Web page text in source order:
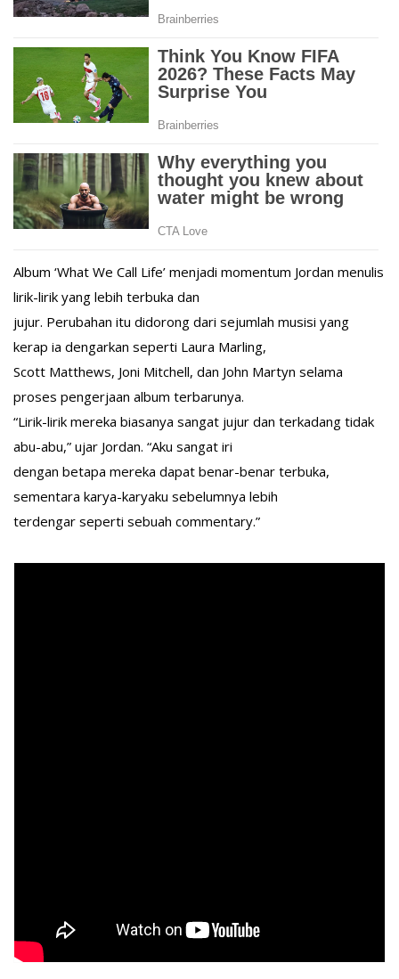
Album ‘What We Call Life’ menjadi momentum Jordan menulis
lirik-lirik yang lebih terbuka dan
jujur. Perubahan itu didorong dari sejumlah musisi yang
kerap ia dengarkan seperti Laura Marling,
Scott Matthews, Joni Mitchell, dan John Martyn selama
proses pengerjaan album terbarunya.
“Lirik-lirik mereka biasanya sangat jujur dan terkadang tidak
abu-abu,” ujar Jordan. “Aku sangat iri
dengan betapa mereka dapat benar-benar terbuka,
sementara karya-karyaku sebelumnya lebih
terdengar seperti sebuah commentary.”